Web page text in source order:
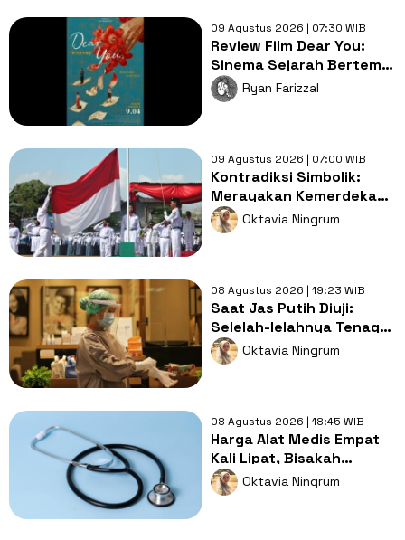
09 Agustus 2026 | 07:30 WIB
Review Film Dear You:
Sinema Sejarah Bertema
Diaspora yang Luar Biasa
Indah
Ryan Farizzal
09 Agustus 2026 | 07:00 WIB
Kontradiksi Simbolik:
Merayakan Kemerdekaan
dengan Cara yang Masih
Feodal
Oktavia Ningrum
08 Agustus 2026 | 19:23 WIB
Saat Jas Putih Diuji:
Selelah-lelahnya Tenaga
Kesehatan, Tetap Lebih
Melelahkan Jadi Pasien
Oktavia Ningrum
08 Agustus 2026 | 18:45 WIB
Harga Alat Medis Empat
Kali Lipat, Bisakah
Layanan Kesehatan
Tetap Murah?
Oktavia Ningrum